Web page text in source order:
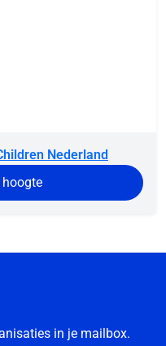
Nederland
in je mailbox.